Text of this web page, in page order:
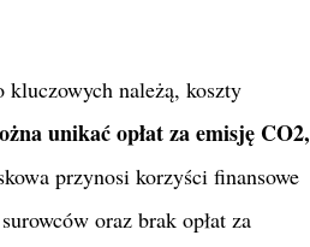
należą, koszty
unikać opłat za emisję CO2,
przynosi korzyści finansowe
oraz brak opłat za